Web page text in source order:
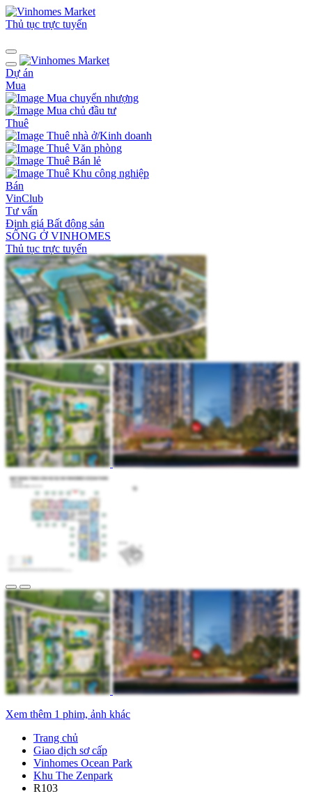
Thủ tục trực tuyến
Dự án
Mua
Mua chuyển nhượng
Mua chủ đầu tư
Thuê
Thuê nhà ở/Kinh doanh
Thuê Văn phòng
Thuê Bán lẻ
Thuê Khu công nghiệp
Bán
VinClub
Tư vấn
Định giá Bất động sản
SỐNG Ở VINHOMES
Thủ tục trực tuyến
Xem thêm 1 phim, ảnh khác
Trang chủ
Giao dịch sơ cấp
Vinhomes Ocean Park
Khu The Zenpark
R103